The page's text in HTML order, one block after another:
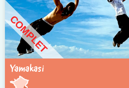
COMPLET
Yamakasi